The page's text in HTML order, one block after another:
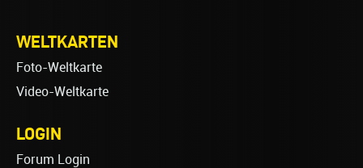
WELTKARTEN
Foto-Weltkarte
Video-Weltkarte
LOGIN
Forum Login